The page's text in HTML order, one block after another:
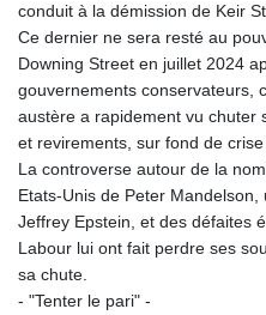
conduit à la démission de Keir
Ce dernier ne sera resté au
Downing Street en juillet 2024
gouvernements conservateurs,
austère a rapidement vu chuter
et revirements, sur fond de
La controverse autour de la
Etats-Unis de Peter
Jeffrey Epstein, et des défaites
Labour lui ont fait perdre ses
sa chute.
- "Tenter le pari" -